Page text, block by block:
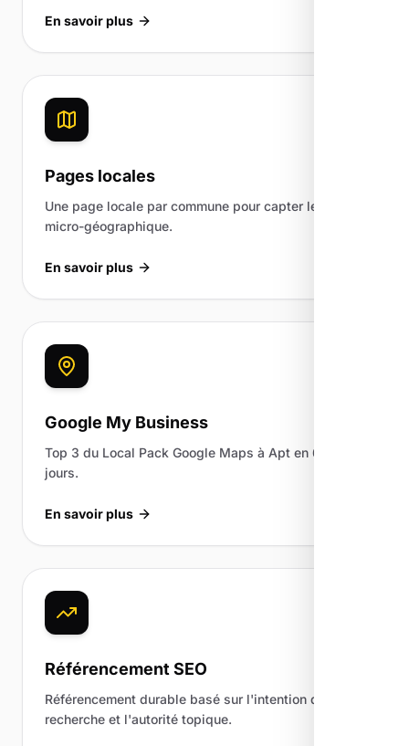
En savoir plus
Pages locales
Une page locale par commune pour capter le trafic
micro-géographique.
En savoir plus
Google My Business
Top 3 du Local Pack Google Maps à Apt en 60 à 90
jours.
En savoir plus
Référencement SEO
Référencement durable basé sur l'intention de
recherche et l'autorité topique.